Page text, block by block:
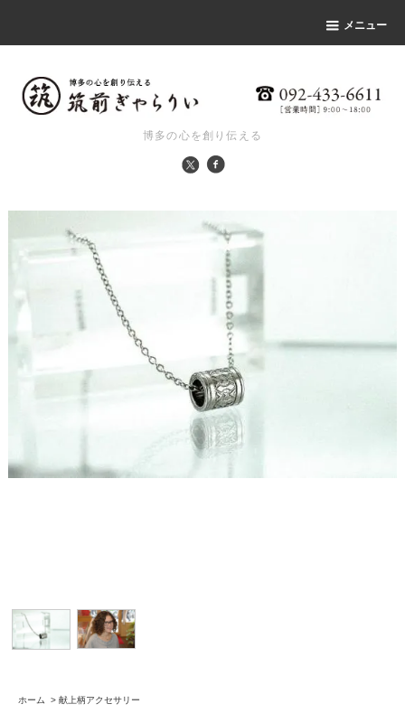
メニュー
博多の心を創り伝える
ホーム > 献上柄アクセサリー